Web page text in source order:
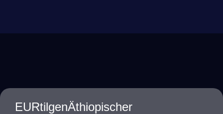
EURtilgenÄthiopischer